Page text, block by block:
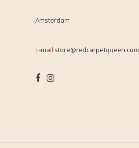
Amsterdam
E-mail store@redcarpetqueen.com